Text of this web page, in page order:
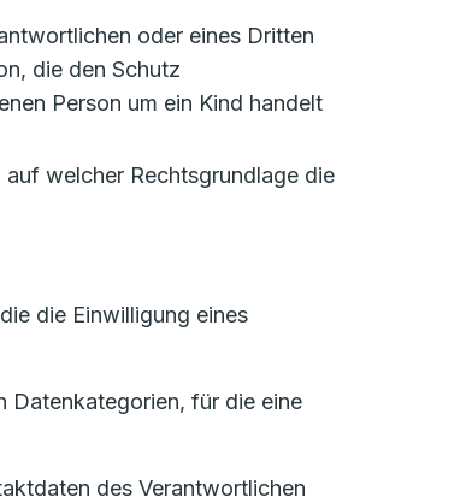
oder eines Dritten
die den Schutz
Person um ein Kind handelt
welcher Rechtsgrundlage die
die Einwilligung eines
Datenkategorien, für die eine
des Verantwortlichen